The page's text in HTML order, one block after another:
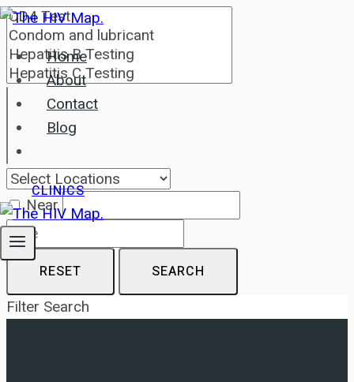
Skip
to
contentHome
About
Contact
Blog
CLINICS
Near
RESET SEARCH
Filter Search